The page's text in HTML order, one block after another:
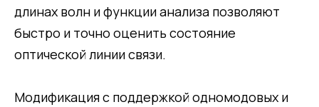
длинах волн и функции анализа позволяют
быстро и точно оценить состояние
оптической линии связи.
Модификация с поддержкой одномодовых и